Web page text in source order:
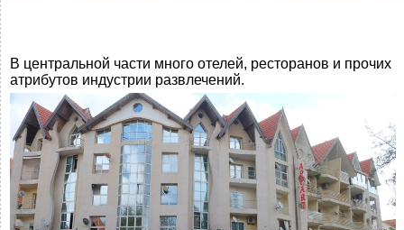
В центральной части много отелей, ресторанов и прочих
атрибутов индустрии развлечений.